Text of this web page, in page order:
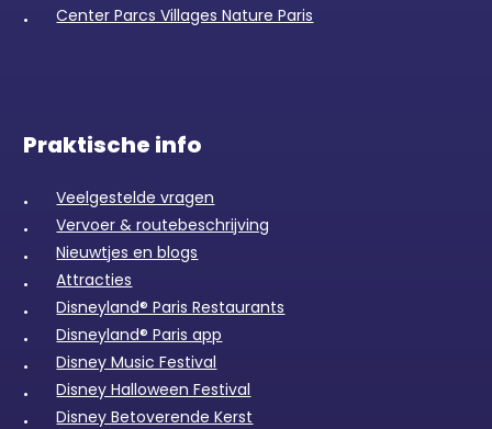
Center Parcs Villages Nature Paris
Praktische info
Veelgestelde vragen
Vervoer & routebeschrijving
Nieuwtjes en blogs
Attracties
Disneyland® Paris Restaurants
Disneyland® Paris app
Disney Music Festival
Disney Halloween Festival
Disney Betoverende Kerst